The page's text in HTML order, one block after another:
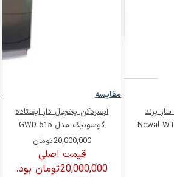
برند
مقایسه
آبسردکن یخچال دار ایستاده
گوسونیک مدل GWD-515
20,000,000تومان
قیمت اصلی
20,000,000 تومان بود.